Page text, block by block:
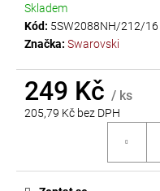
Skladem
Kód: 5SW2088NH/212/16
Značka: Swarovski
249 Kč / ks
205,79 Kč bez DPH
D
o
p
u
e